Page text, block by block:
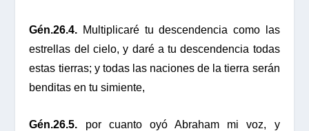
Gén.26.4. Multiplicaré tu descendencia como las
estrellas del cielo, y daré a tu descendencia todas
estas tierras; y todas las naciones de la tierra serán
benditas en tu simiente,
Gén.26.5. por cuanto oyó Abraham mi voz, y